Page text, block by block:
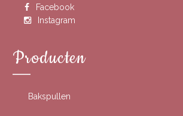
Facebook
Instagram
Producten
Bakspullen